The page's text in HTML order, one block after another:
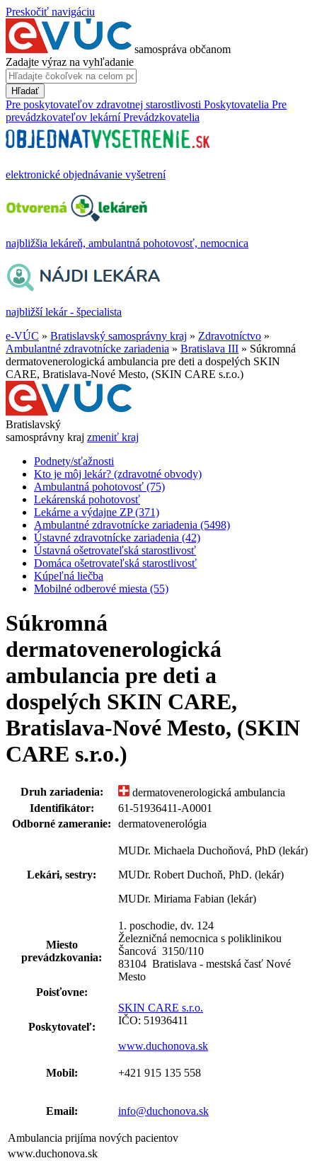
Preskočiť navigáciu
samospráva občanom
Zadajte výraz na vyhľadanie
Hľadať
Pre poskytovateľov zdravotnej starostlivosti Poskytovatelia Pre
prevádzkovateľov lekární Prevádzkovatelia
elektronické objednávanie vyšetrení
najbližšia lekáreň, ambulantná pohotovosť, nemocnica
najbližší lekár - špecialista
e-VÚC » Bratislavský samosprávny kraj » Zdravotníctvo »
Ambulantné zdravotnícke zariadenia » Bratislava III » Súkromná
dermatovenerologická ambulancia pre deti a dospelých SKIN
CARE, Bratislava-Nové Mesto, (SKIN CARE s.r.o.)
Bratislavský
samosprávny kraj zmeniť kraj
Podnety/sťažnosti
Kto je môj lekár? (zdravotné obvody)
Ambulantná pohotovosť (75)
Lekárenská pohotovosť
Lekárne a výdajne ZP (371)
Ambulantné zdravotnícke zariadenia (5498)
Ústavné zdravotnícke zariadenia (42)
Ústavná ošetrovateľská starostlivosť
Domáca ošetrovateľská starostlivosť
Kúpeľná liečba
Mobilné odberové miesta (55)
Súkromná
dermatovenerologická
ambulancia pre deti a
dospelých SKIN CARE,
Bratislava-Nové Mesto, (SKIN
CARE s.r.o.)
Druh zariadenia:
dermatovenerologická ambulancia
Identifikátor:
61-51936411-A0001
Odborné zameranie:
dermatovenerológia
Lekári, sestry:
MUDr. Michaela Duchoňová, PhD (lekár)
MUDr. Robert Duchoň, PhD. (lekár)
MUDr. Miriama Fabian (lekár)
Miesto
prevádzkovania:
1. poschodie, dv. 124
Železničná nemocnica s poliklinikou
Šancová 3150/110
83104 Bratislava - mestská časť Nové
Mesto
Poisťovne:
Poskytovateľ:
SKIN CARE s.r.o.
IČO: 51936411
www.duchonova.sk
Mobil: +421 915 135 558
Email: info@duchonova.sk
Ambulancia prijíma nových pacientov
www.duchonova.sk